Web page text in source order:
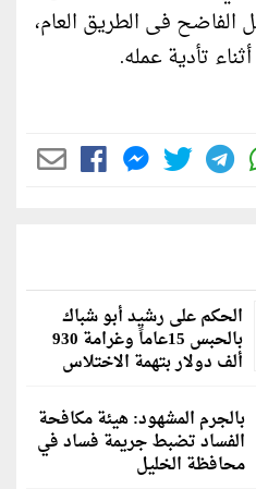
الفاضح فى الطريق العام،
تأدية عمله.
الحكم على رشيد أبو شباك
بالحبس 15عاماً وغرامة 930
ألف دولار بتهمة الاختلاس
بالجرم المشهود: هيئة مكافحة
الفساد تضبط جريمة فساد في
محافظة الخليل